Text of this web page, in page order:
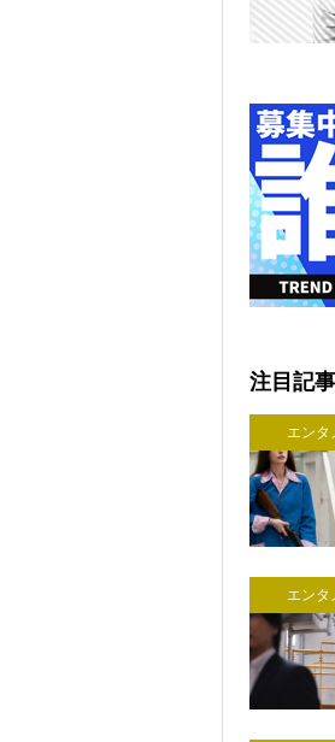
注目記事
エンタ
エンタ